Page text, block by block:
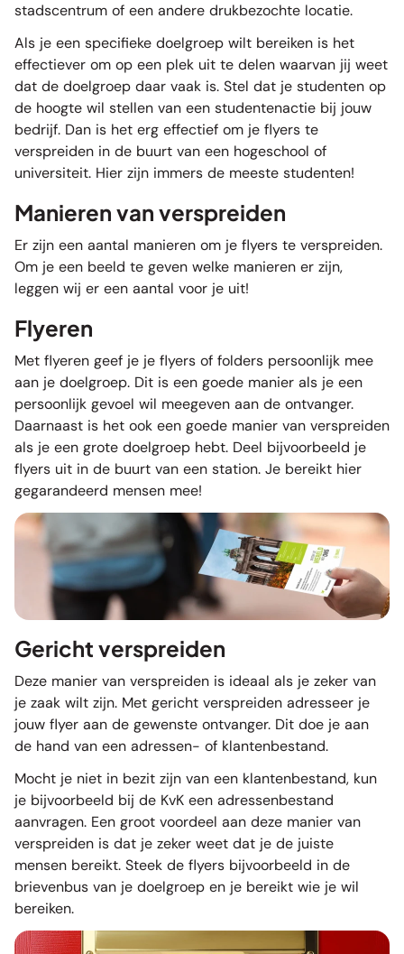
stadscentrum of een andere drukbezochte locatie.
Als je een specifieke doelgroep wilt bereiken is het
effectiever om op een plek uit te delen waarvan jij weet
dat de doelgroep daar vaak is. Stel dat je studenten op
de hoogte wil stellen van een studentenactie bij jouw
bedrijf. Dan is het erg effectief om je flyers te
verspreiden in de buurt van een hogeschool of
universiteit. Hier zijn immers de meeste studenten!
Manieren van verspreiden
Er zijn een aantal manieren om je flyers te verspreiden.
Om je een beeld te geven welke manieren er zijn,
leggen wij er een aantal voor je uit!
Flyeren
Met flyeren geef je je flyers of folders persoonlijk mee
aan je doelgroep. Dit is een goede manier als je een
persoonlijk gevoel wil meegeven aan de ontvanger.
Daarnaast is het ook een goede manier van verspreiden
als je een grote doelgroep hebt. Deel bijvoorbeeld je
flyers uit in de buurt van een station. Je bereikt hier
gegarandeerd mensen mee!
Gericht verspreiden
Deze manier van verspreiden is ideaal als je zeker van
je zaak wilt zijn. Met gericht verspreiden adresseer je
jouw flyer aan de gewenste ontvanger. Dit doe je aan
de hand van een adressen- of klantenbestand.
Mocht je niet in bezit zijn van een klantenbestand, kun
je bijvoorbeeld bij de KvK een adressenbestand
aanvragen. Een groot voordeel aan deze manier van
verspreiden is dat je zeker weet dat je de juiste
mensen bereikt. Steek de flyers bijvoorbeeld in de
brievenbus van je doelgroep en je bereikt wie je wil
bereiken.